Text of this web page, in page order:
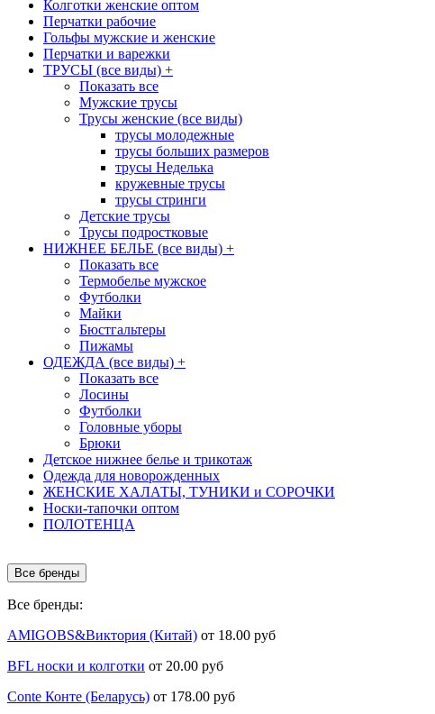
Колготки женские оптом
Перчатки рабочие
Гольфы мужские и женские
Перчатки и варежки
ТРУСЫ (все виды) +
Показать все
Мужские трусы
Трусы женские (все виды)
трусы молодежные
трусы больших размеров
трусы Неделька
кружевные трусы
трусы стринги
Детские трусы
Трусы подростковые
НИЖНЕЕ БЕЛЬЕ (все виды) +
Показать все
Термобелье мужское
Футболки
Майки
Бюстгальтеры
Пижамы
ОДЕЖДА (все виды) +
Показать все
Лосины
Футболки
Головные уборы
Брюки
Детское нижнее белье и трикотаж
Одежда для новорожденных
ЖЕНСКИЕ ХАЛАТЫ, ТУНИКИ и СОРОЧКИ
Носки-тапочки оптом
ПОЛОТЕНЦА
Все бренды
Все бренды:
AMIGOBS&Виктория (Китай) от 18.00 руб
BFL носки и колготки от 20.00 руб
Conte Конте (Беларусь) от 178.00 руб